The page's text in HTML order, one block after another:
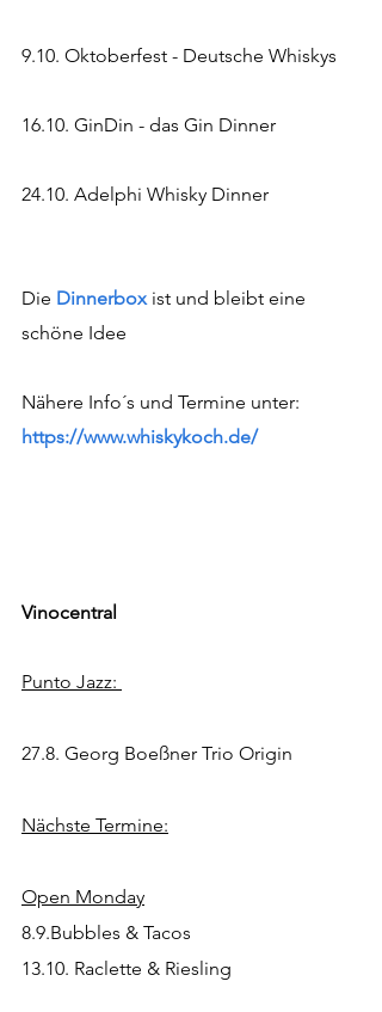
9.10. Oktoberfest - Deutsche Whiskys
16.10. GinDin - das Gin Dinner
24.10. Adelphi Whisky Dinner
Die Dinnerbox ist und bleibt eine
schöne Idee
Nähere Info´s und Termine unter:
https://www.whiskykoch.de/
Vinocentral
Punto Jazz:
27.8. Georg Boeßner Trio Origin
Nächste Termine:
Open Monday
8.9.Bubbles & Tacos
13.10. Raclette & Riesling